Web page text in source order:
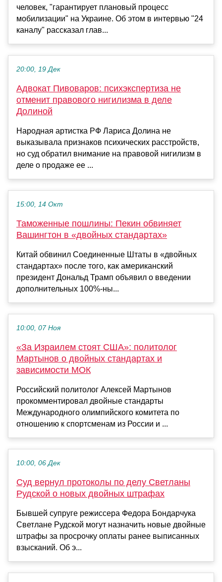
человек, "гарантирует плановый процесс
мобилизации" на Украине. Об этом в интервью "24
каналу" рассказал глав...
20:00, 19 Дек
Адвокат Пивоваров: психэкспертиза не
отменит правового нигилизма в деле
Долиной
Народная артистка РФ Лариса Долина не
выказывала признаков психических расстройств,
но суд обратил внимание на правовой нигилизм в
деле о продаже ее ...
15:00, 14 Окт
Таможенные пошлины: Пекин обвиняет
Вашингтон в «двойных стандартах»
Китай обвинил Соединенные Штаты в «двойных
стандартах» после того, как американский
президент Дональд Трамп объявил о введении
дополнительных 100%-ны...
10:00, 07 Ноя
«За Израилем стоят США»: политолог
Мартынов о двойных стандартах и
зависимости МОК
Российский политолог Алексей Мартынов
прокомментировал двойные стандарты
Международного олимпийского комитета по
отношению к спортсменам из России и ...
10:00, 06 Дек
Суд вернул протоколы по делу Светланы
Рудской о новых двойных штрафах
Бывшей супруге режиссера Федора Бондарчука
Светлане Рудской могут назначить новые двойные
штрафы за просрочку оплаты ранее выписанных
взысканий. Об э...